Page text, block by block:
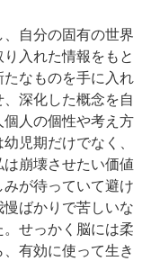
自分の固有の世界
入れた情報をもと
なものを手に入れ
深化した概念を自
人の個性や考え方
児期だけでなく、
崩壊させたい価値
が待っていて避け
ばかりで苦しいな
せっかく脳には柔
有効に使って生き